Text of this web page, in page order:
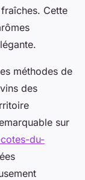
Cette
méthodes de
des
sur
du-